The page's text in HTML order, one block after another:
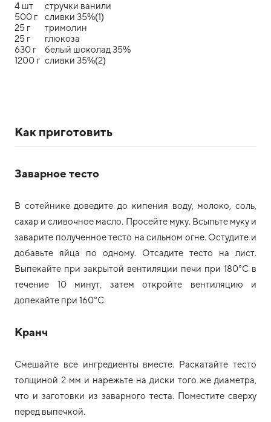
4 шт
стручки ванили
500 г сливки 35%(1)
25 г
тримолин
25 г
глюкоза
630 г
белый шоколад 35%
1200 г сливки 35%(2)
Как приготовить
Заварное тесто
В сотейнике доведите до кипения воду, молоко, соль,
сахар и сливочное масло. Просейте муку. Всыпьте муку и
заварите полученное тесто на сильном огне. Остудите и
добавьте яйца по одному. Отсадите тесто на лист.
Выпекайте при закрытой вентиляции печи при 180°C в
течение 10 минут, затем откройте вентиляцию и
допекайте при 160°C.
Кранч
Смешайте все ингредиенты вместе. Раскатайте тесто
толщиной 2 мм и нарежьте на диски того же диаметра,
что и заготовки из заварного теста. Поместите сверху
перед выпечкой.